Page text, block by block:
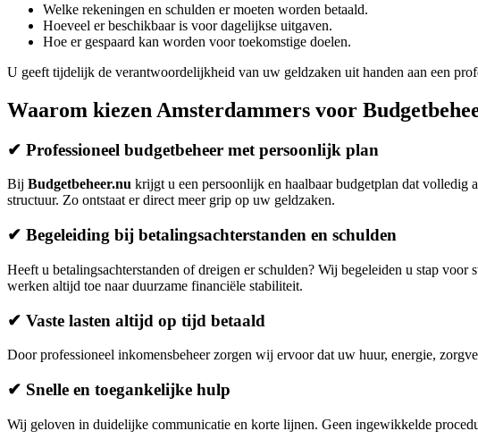
Welke rekeningen en schulden er moeten worden betaald.
Hoeveel er beschikbaar is voor dagelijkse uitgaven.
Hoe er gespaard kan worden voor toekomstige doelen.
U geeft tijdelijk de verantwoordelijkheid van uw geldzaken uit handen aan een
Waarom kiezen Amsterdammers voor
✔ Professioneel budgetbeheer met persoonlijk plan
Bij Budgetbeheer.nu krijgt u een persoonlijk en haalbaar budgetplan dat
structuur. Zo ontstaat er direct meer grip op uw geldzaken.
✔ Begeleiding bij betalingsachterstanden en schulden
Heeft u betalingsachterstanden of dreigen er schulden? Wij begeleiden u stap
werken altijd toe naar duurzame financiële stabiliteit.
✔ Vaste lasten altijd op tijd betaald
Door professioneel inkomensbeheer zorgen wij ervoor dat uw huur, energie,
✔ Snelle en toegankelijke hulp
Wij geloven in duidelijke communicatie en korte lijnen. Geen ingewikkelde